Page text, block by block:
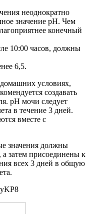
неоднократно
значение pH. Чем
конечный
10:00 часов, должны
6,5.
условиях,
создавать
рН мочи следует
в течение 3 дней.
вместе с
значения должны
затем присоединены к
всех 3 дней в общую